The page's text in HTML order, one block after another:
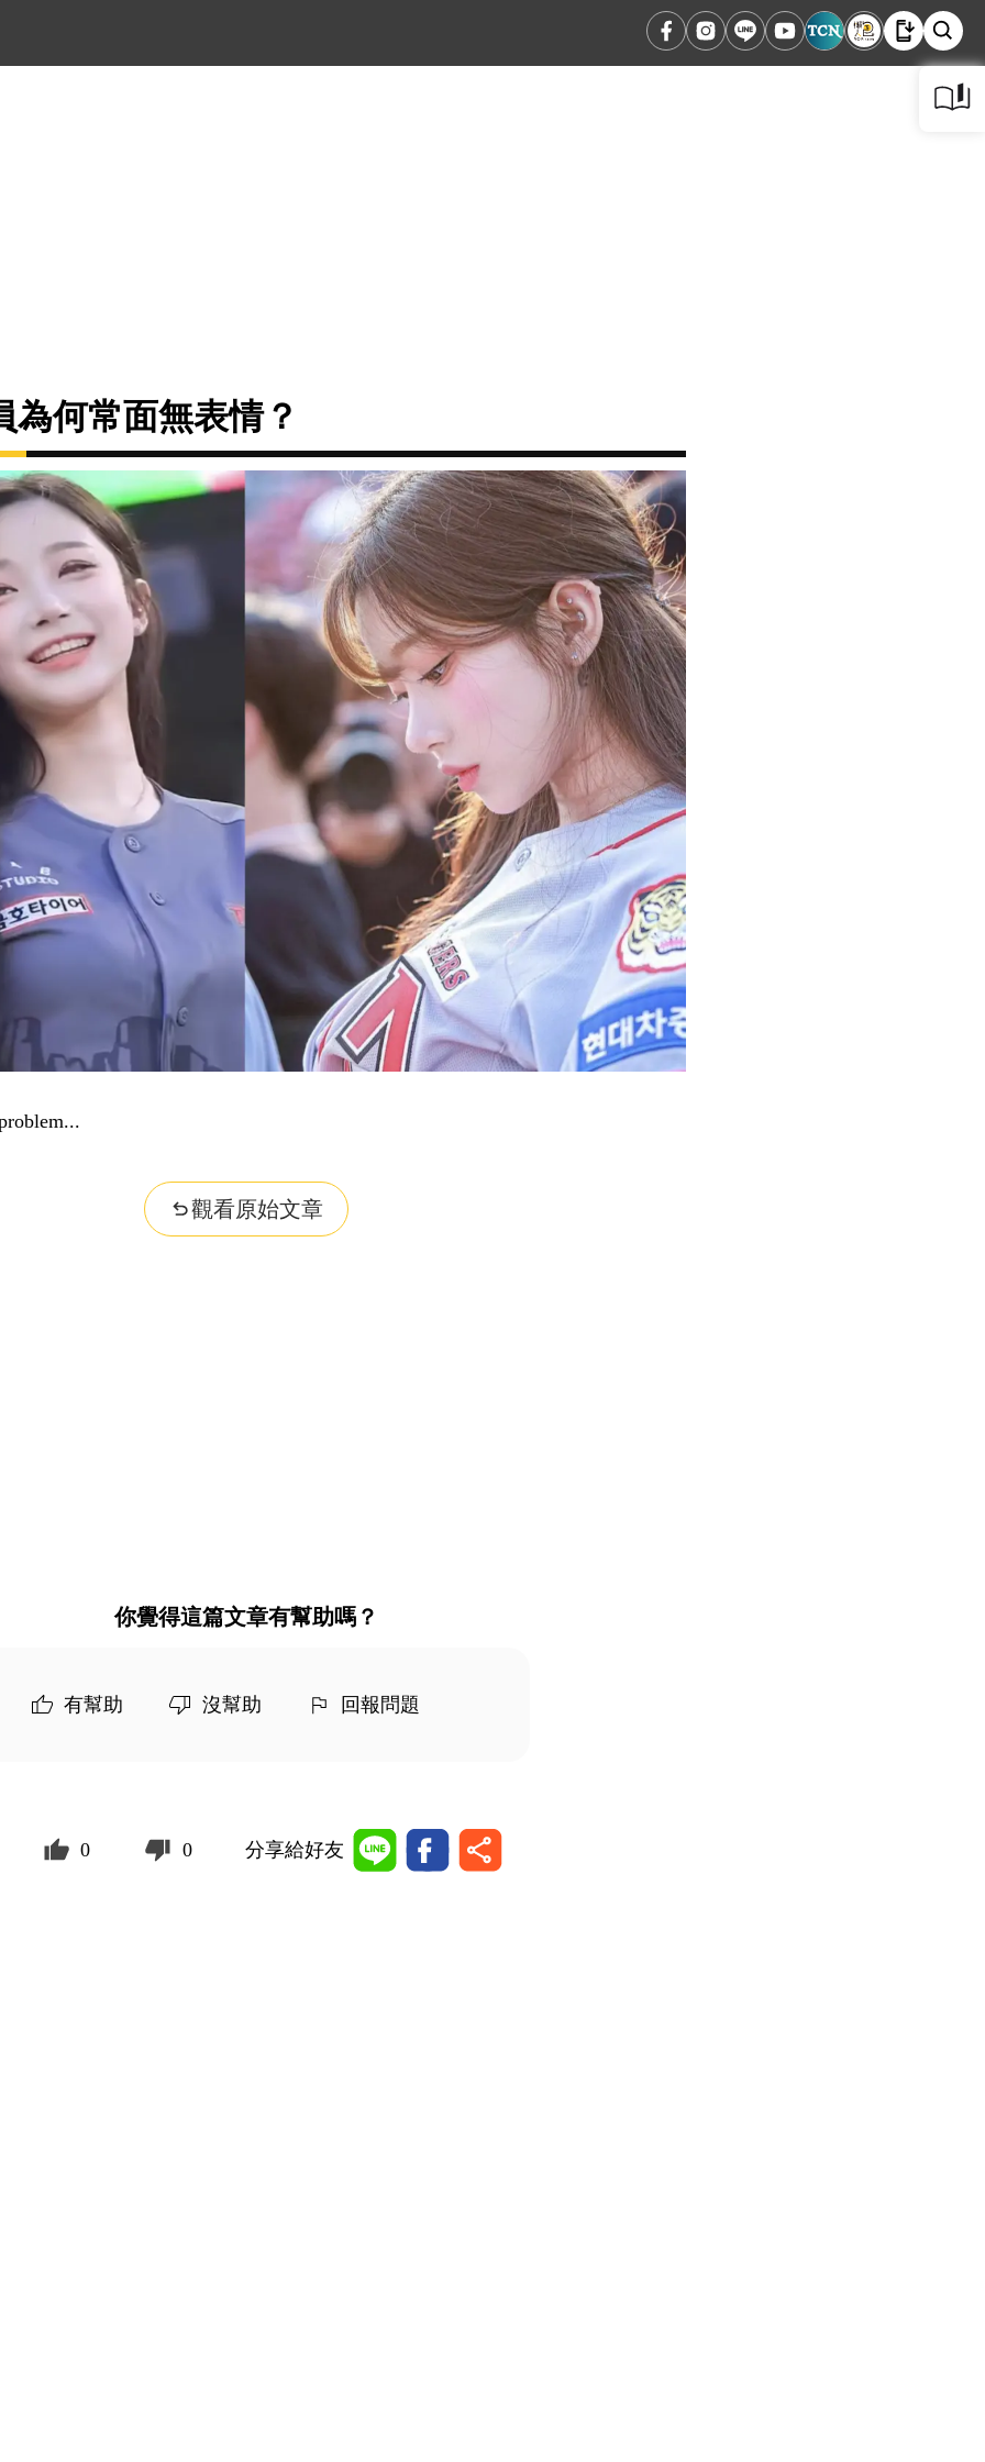
為何常面無表情？
觀看原始文章
你覺得這篇文章有幫助嗎？
有幫助 沒幫助 回報問題
0 0 分享給好友